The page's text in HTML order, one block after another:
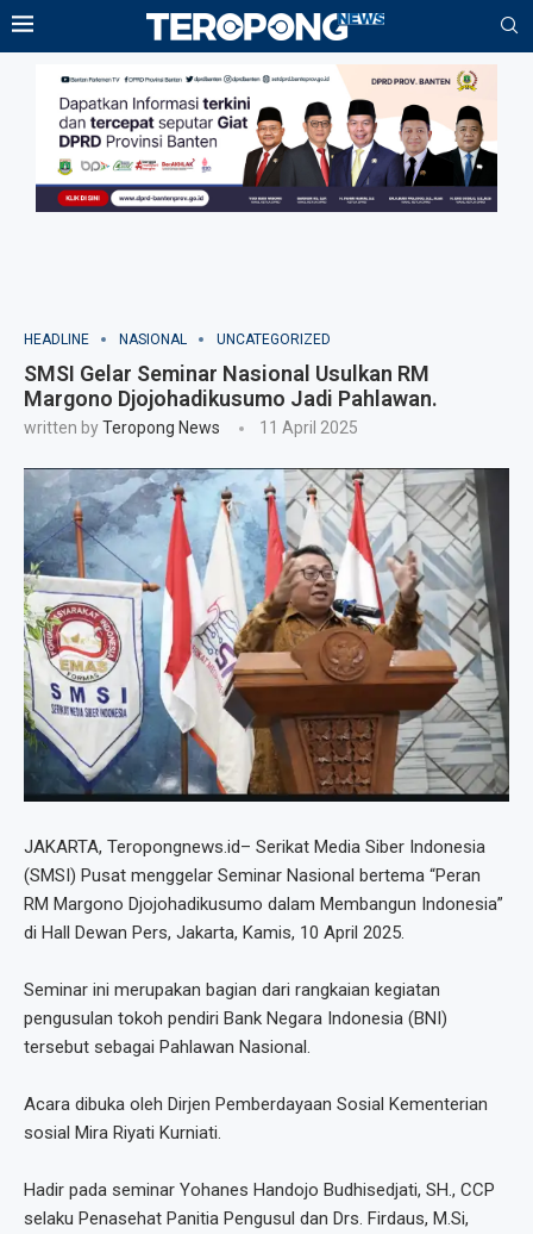
HEADLINE NASIONAL UNCATEGORIZED
SMSI Gelar Seminar Nasional Usulkan RM
Margono Djojohadikusumo Jadi Pahlawan.
written byTeropong News 11 April 2025
JAKARTA, Teropongnews.id– Serikat Media Siber Indonesia
(SMSI) Pusat menggelar Seminar Nasional bertema “Peran
RM Margono Djojohadikusumo dalam Membangun Indonesia”
di Hall Dewan Pers, Jakarta, Kamis, 10 April 2025.
Seminar ini merupakan bagian dari rangkaian kegiatan
pengusulan tokoh pendiri Bank Negara Indonesia (BNI)
tersebut sebagai Pahlawan Nasional.
Acara dibuka oleh Dirjen Pemberdayaan Sosial Kementerian
sosial Mira Riyati Kurniati.
Hadir pada seminar Yohanes Handojo Budhisedjati, SH., CCP
selaku Penasehat Panitia Pengusul dan Drs. Firdaus, M.Si,